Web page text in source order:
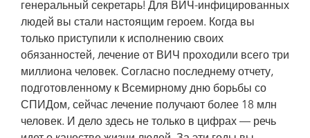
генеральный секретарь! Для ВИЧ-инфицированных
людей вы стали настоящим героем. Когда вы
только приступили к исполнению своих
обязанностей, лечение от ВИЧ проходили всего три
миллиона человек. Согласно последнему отчету,
подготовленному к Всемирному дню борьбы со
СПИДом, сейчас лечение получают более 18 млн
человек. И дело здесь не только в цифрах — речь